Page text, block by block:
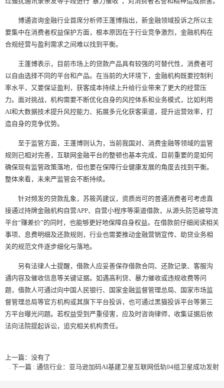
博通咨询金融行业首席分析师王蓬博指出，新金融领域投诉之所以主
要集中在消费者权益保护方面，根本原因在于行业竞争激烈，金融机构在
合规经营与盈利需求之间难以找到平衡。
王蓬博表示，目前市场上的贷款产品具有较强的可替代性，消费者可
以自由选择不同的平台和产品。在当前的大环境下，金融机构既要控制利
率水平，又要保证盈利，获客成本持续上升给行业带来了更大的经营压
力。面对挑战，机构需要不断优化自身的风控体系和业务模式，比如利用
AI和大数据技术提升风控能力、拓展多元化获客渠道，提升运营效率，打
造自身的竞争优势。
至于监管方面，王蓬博则认为，当前我国对、消费金融等领域的监管
规则已相对完善，互联网金融平台的整顿也基本完成，目前重要的是如何
确保现有监管政策落地，但也要在保障行业健康发展的角度去找到平衡。
整体来看，未来严监管会不断持续。
针对频发的贷款乱象，苏筱芮建议，资质尚可的普通消费者可考虑直
接通过持牌金融机构自营APP、自营小程序等渠道借款，从源头防范被导流
平台“赚差价”的同时，也能够更好地保障自身权益。在借款前仔细阅读相关
事项、息费明细及还款规则，行业也需要推动金融营销宣传、助贷业务相
关的规范文件逐步细化与落地。
另有法律人士提醒，借款人应妥善保存借款合同、还款记录、客服沟
通内容及催收信息等关键证据。如遇高利贷、暴力催收或违规收费等问
题，借款人可通过向中国人民银行、国家金融监督管理总局、国家市场监
督管理总局等官方机构或其旗下平台投诉，也可通过黑猫投诉平台等第三
方平台曝光问题。若权益受到严重侵害，应及时咨询律师，收集证据后依
法向法院提起诉讼，追究相关机构责任。
上一篇：没有了
下一篇 : 通信行业：亚马逊加码AI基建卫星互联网低轨04组卫星成功发射